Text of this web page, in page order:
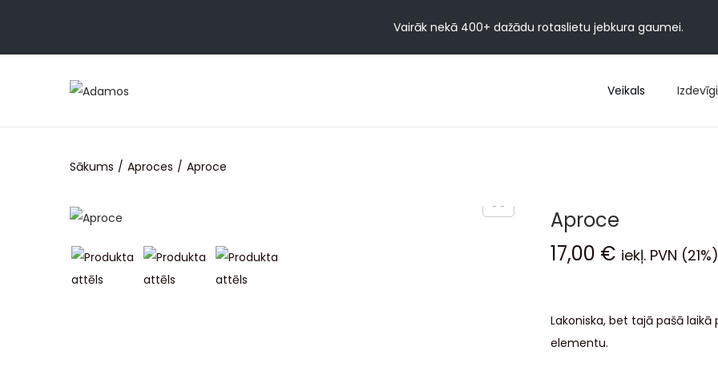
Vairāk nekā 400+ dažādu rotaslietu jebkura gaumei.
Veikals Izdevīgi
Sākums / Aproces / Aproce
Aproce
17,00 € iekļ. PVN (21%)
Lakoniska, bet tajā pašā
elementu.